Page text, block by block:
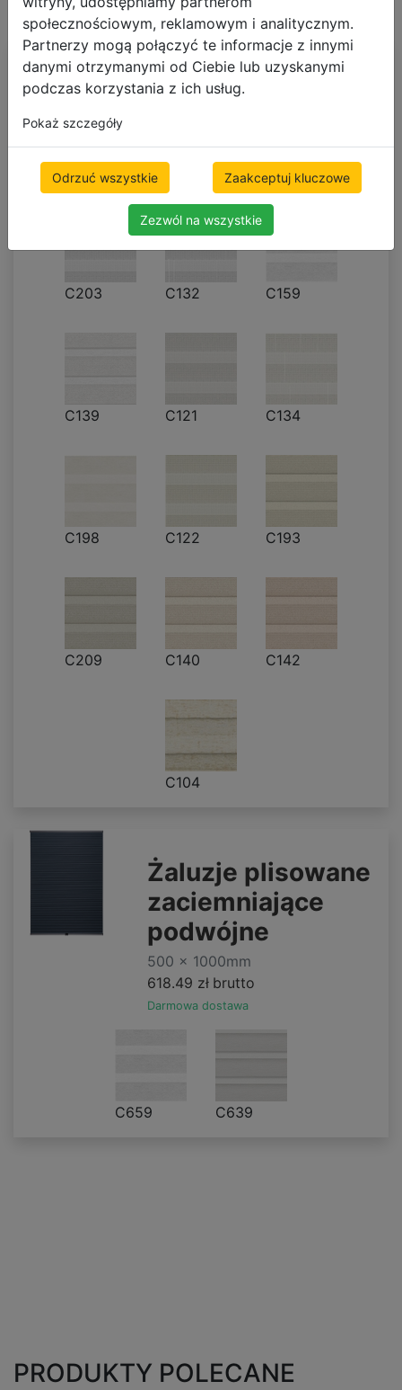
społecznościowym, reklamowym i analitycznym.
Partnerzy mogą połączyć te informacje z innymi
danymi otrzymanymi od Ciebie lub uzyskanymi
podczas korzystania z ich usług.
Pokaż szczegóły
Odrzuć wszystkie Zaakceptuj kluczowe
Zezwól na wszystkie
Białe
Żaluzje plisowane
500 x 1000mm
545.16 zł
brutto
Darmowa dostawa
C203 C132 C159
C139 C121 C134
C198 C122 C193
C209 C140 C142
C104
Żaluzje plisowane
zaciemniające
podwójne
500 x 1000mm
618.49 zł brutto
Darmowa dostawa
C659 C639
PRODUKTY POLECANE